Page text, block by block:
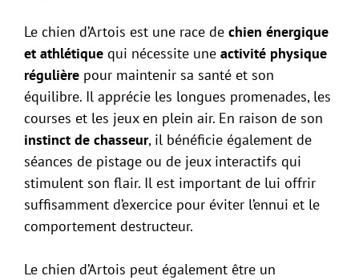
Le chien d’Artois est une race de chien énergique
et athlétique qui nécessite une activité physique
régulière pour maintenir sa santé et son
équilibre. Il apprécie les longues promenades, les
courses et les jeux en plein air. En raison de son
instinct de chasseur, il bénéficie également de
séances de pistage ou de jeux interactifs qui
stimulent son flair. Il est important de lui offrir
suffisamment d’exercice pour éviter l’ennui et le
comportement destructeur.
Le chien d’Artois peut également être un